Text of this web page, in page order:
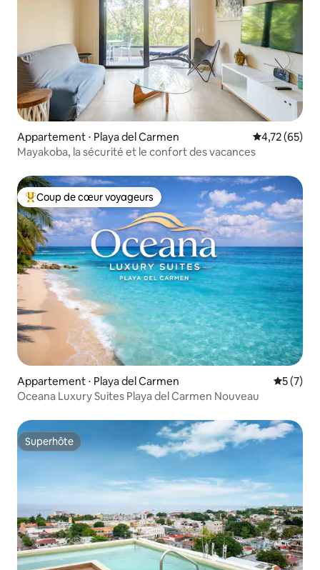
Appartement ⋅ Playa del Carmen Évaluation
4,72 (65)
Mayakoba, la sécurité et le confort des vacances
Coups de cœur voyageurs les plus appréciés
Coup de cœur voyageurs
Appartement ⋅ Playa del Carmen
5 (7)
Oceana Luxury Suites Playa del Carmen Nouveau
Superhôte
Superhôte